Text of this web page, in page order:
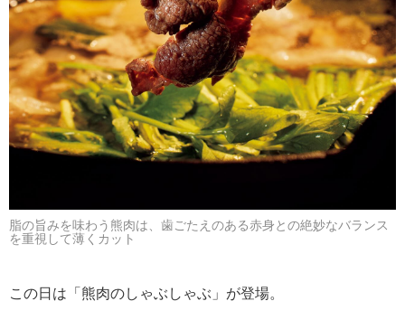
脂の旨みを味わう熊肉は、歯ごたえのある赤身との絶妙なバランス
を重視して薄くカット
この日は「熊肉のしゃぶしゃぶ」が登場。